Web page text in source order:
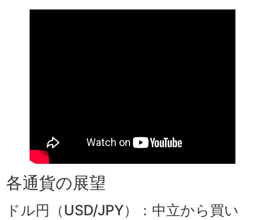
各通貨の展望
ドル円（USD/JPY）：中立から買い